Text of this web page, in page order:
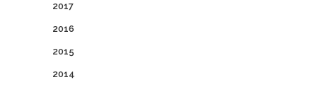
2017
2016
2015
2014